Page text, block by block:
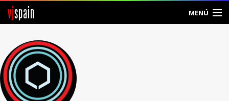
vjspain MENÚ
Foros
Noticias